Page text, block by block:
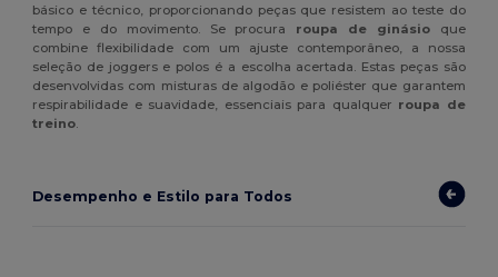
básico e técnico, proporcionando peças que resistem ao teste do
tempo e do movimento. Se procura roupa de ginásioque
combine flexibilidade com um ajuste contemporâneo, a nossa
seleção de joggers e polos é a escolha acertada. Estas peças são
desenvolvidas com misturas de algodão e poliéster que garantem
respirabilidade e suavidade, essenciais para qualquer roupa de
treino.
Desempenho e Estilo para Todos